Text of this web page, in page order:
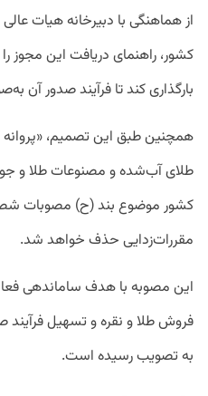
از هماهنگی با دبیرخانه هیات
کشور، راهنمای دریافت این مجوز
بارگذاری کند تا فرآیند صدور آن
همچنین طبق این تصمیم،
طلای آب‌شده و مصنوعات طلا و
کشور موضوع بند (ح) مصوبات
مقررات‌زدایی حذف خواهد شد.
این مصوبه با هدف ساماندهی
فروش طلا و نقره و تسهیل فرآیند
به تصویب رسیده است.